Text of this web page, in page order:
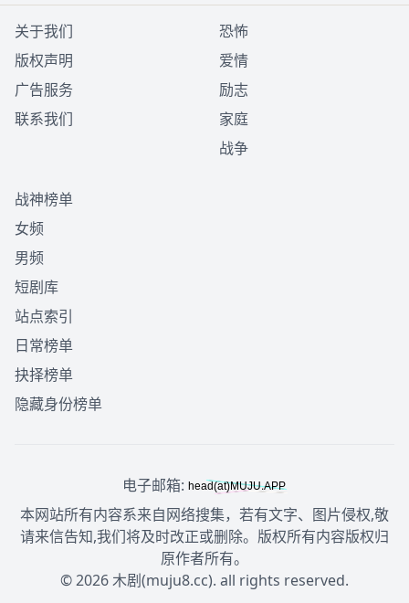
关于我们
版权声明
广告服务
联系我们
恐怖
爱情
励志
家庭
战争
战神榜单
女频
男频
短剧库
站点索引
日常榜单
抉择榜单
隐藏身份榜单
电子邮箱:
本网站所有内容系来自网络搜集，若有文字、图片侵权,敬
请来信告知,我们将及时改正或删除。版权所有内容版权归
原作者所有。
© 2026 木剧(muju8.cc). all rights reserved.